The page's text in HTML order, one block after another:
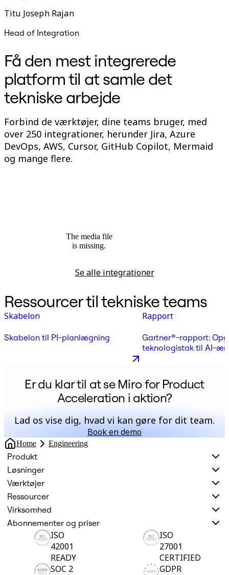
Titu Joseph Rajan
Head of Integration
Få den mest integrerede
platform til at samle det
tekniske arbejde
Forbind de værktøjer, dine teams bruger, med
over 250 integrationer, herunder Jira, Azure
DevOps, AWS, Cursor, GitHub Copilot, Mermaid
og mange flere.
The media file
is missing.
Se alle integrationer
Ressourcer til tekniske teams
Skabelon
Skabelon til PI-planlægning
Rapport
Gartner®-rapport:
teknologistak til AI-
Er du klar til at se Miro for Product
Acceleration i aktion?
Lad os vise dig, hvad vi kan gøre for dit team.
Book en demo
Home Engineering
Produkt
Løsninger
Værktøjer
Ressourcer
Virksomhed
Abonnementer og priser
ISO
42001
READY
ISO
27001
CERTIFIED
SOC 2
GDPR